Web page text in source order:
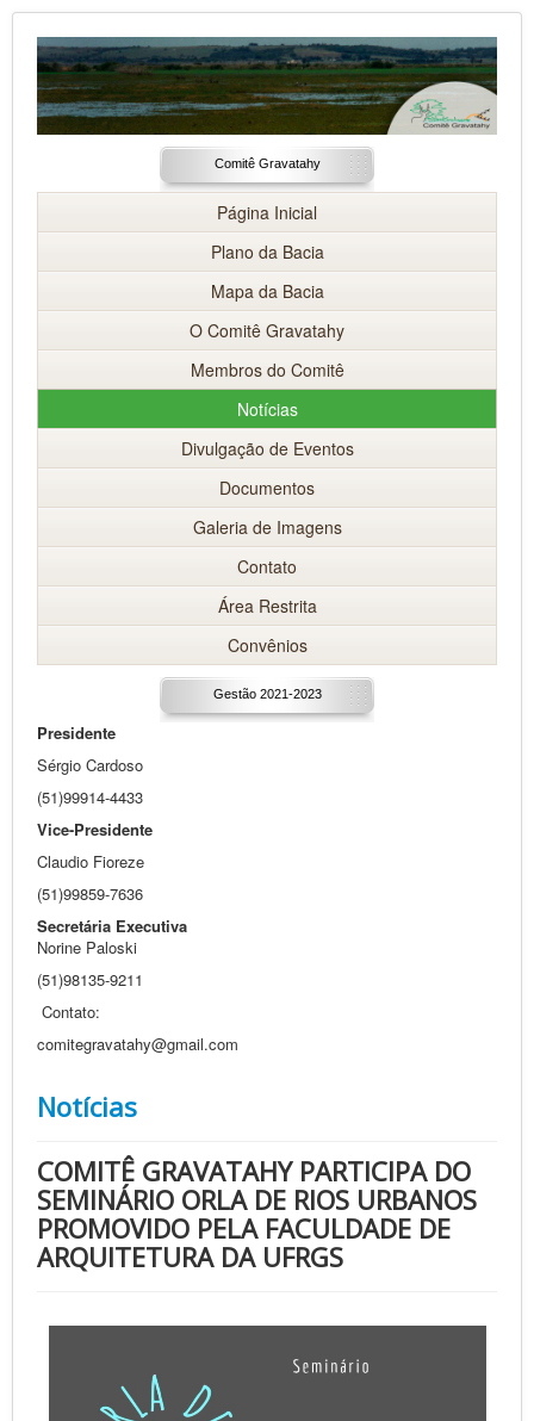
Comitê Gravatahy
Página Inicial
Plano da Bacia
Mapa da Bacia
O Comitê Gravatahy
Membros do Comitê
Notícias
Divulgação de Eventos
Documentos
Galeria de Imagens
Contato
Área Restrita
Convênios
Gestão 2021-2023
Presidente
Sérgio Cardoso
(51)99914-4433
Vice-Presidente
Claudio Fioreze
(51)99859-7636
Secretária Executiva
Norine Paloski
(51)98135-9211
Contato:
comitegravatahy@gmail.com
Notícias
COMITÊ GRAVATAHY PARTICIPA DO
SEMINÁRIO ORLA DE RIOS URBANOS
PROMOVIDO PELA FACULDADE DE
ARQUITETURA DA UFRGS